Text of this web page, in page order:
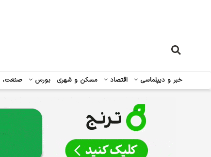
خبر و دیپلماسی اقتصاد مسکن و شهری بورس صنعت،